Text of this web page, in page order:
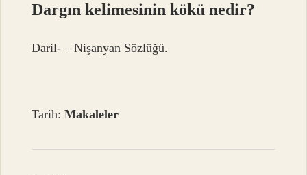
Dargın kelimesinin kökü nedir?
Daril- – Nişanyan Sözlüğü.
Tarih:Makaleler